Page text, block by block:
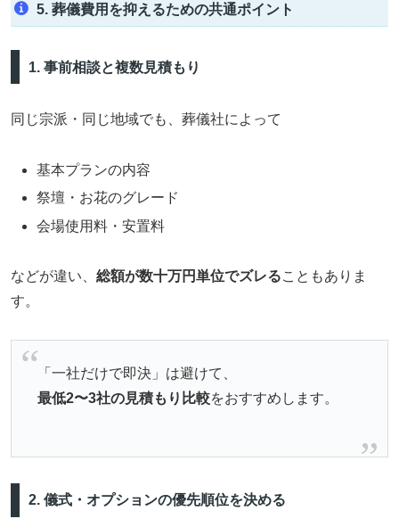
5. 葬儀費用を抑えるための共通ポイント
1. 事前相談と複数見積もり
同じ宗派・同じ地域でも、葬儀社によって
基本プランの内容
祭壇・お花のグレード
会場使用料・安置料
などが違い、 総額が数十万円単位でズレることもありま
す。
「一社だけで即決」は避けて、
最低2〜3社の見積もり比較をおすすめします。
2. 儀式・オプションの優先順位を決める